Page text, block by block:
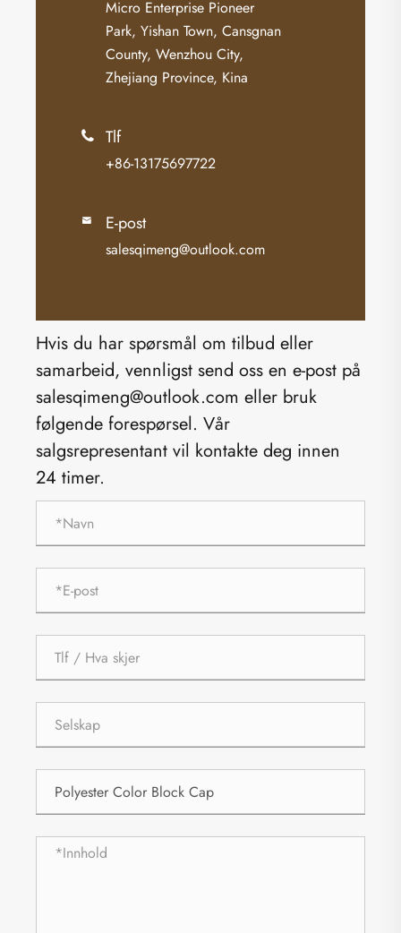
Micro Enterprise Pioneer
Park, Yishan Town, Cansgnan
County, Wenzhou City,
Zhejiang Province, Kina
 Tlf
+86-13175697722
 E-post
salesqimeng@outlook.com
Hvis du har spørsmål om tilbud eller
samarbeid, vennligst send oss ​​en e-post på
salesqimeng@outlook.com eller bruk
følgende forespørsel. Vår
salgsrepresentant vil kontakte deg innen
24 timer.